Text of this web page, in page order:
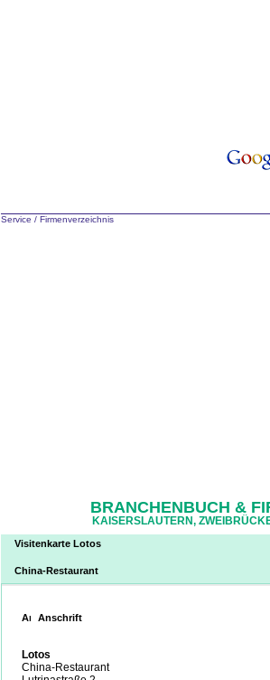
Service / Firmenverzeichnis
BRANCHENBUCH &
KAISERSLAUTERN,
Visitenkarte Lotos
China-Restaurant
Anschrift
Lotos
China-Restaurant